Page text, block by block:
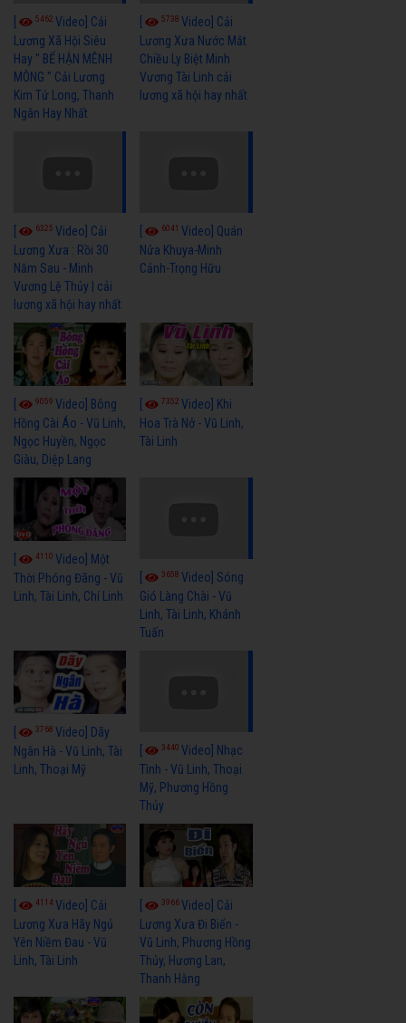
5462 Video] Cải
Lương Xã Hội Siêu
Hay " BỂ HẬN MÊNH
MÔNG " Cải Lương
Kim Tử Long, Thanh
Ngân Hay Nhất
5738Video] Cải
Lương Xưa Nước Mắt
Chiều Ly Biệt Minh
Vương Tài Linh cải
lương xã hội hay nhất
6325 Video] Cải
Lương Xưa : Rồi 30
Năm Sau - Minh
Vương Lệ Thủy | cải
lương xã hội hay nhất
6041Video] Quán
Nửa Khuya-Minh
Cảnh-Trọng Hữu
9059 Video] Bông
Hồng Cài Áo - Vũ Linh,
Ngọc Huyền, Ngọc
Giàu, Diệp Lang
7352Video] Khi
Hoa Trà Nở - Vũ Linh,
Tài Linh
4110 Video] Một
Thời Phóng Đãng - Vũ
Linh, Tài Linh, Chí Linh
3658Video] Sóng
Gió Làng Chài - Vũ
Linh, Tài Linh, Khánh
Tuấn
3768 Video] Dãy
Ngân Hà - Vũ Linh, Tài
Linh, Thoại Mỹ
3440Video] Nhạc
Tình - Vũ Linh, Thoại
Mỹ, Phương Hồng
Thủy
4114Video] Cải
Lương Xưa Hãy Ngủ
Yên Niềm Đau - Vũ
Linh, Tài Linh
3966Video] Cải
Lương Xưa Đi Biển -
Vũ Linh, Phương Hồng
Thủy, Hương Lan,
Thanh Hằng